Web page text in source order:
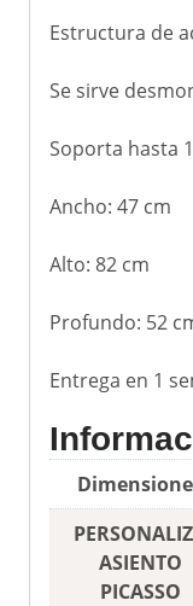
Estructura de
Se sirve
Soporta hasta
Ancho: 47 cm
Alto: 82 cm
Profundo: 52
Entrega en 1
ASIENTO
PICASSO